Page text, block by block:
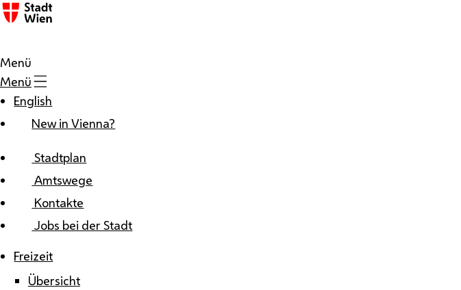
Zum Inhalt
Menü
Menü
English
New in Vienna?
Stadtplan
Amtswege
Kontakte
Jobs bei der Stadt
Freizeit
Übersicht